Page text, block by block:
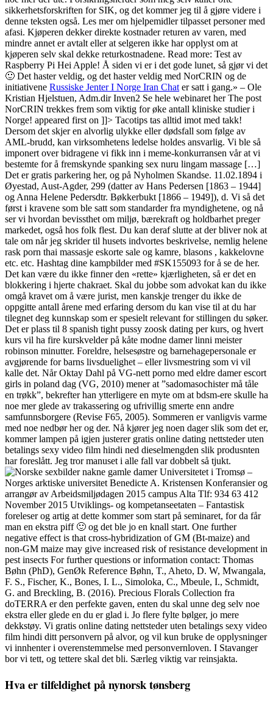
sikkerhetsforskriften for SIK, og det kommer jeg til å gjøre videre i
denne teksten også. Les mer om hjelpemidler tilpasset personer med
afasi. Kjøperen dekker direkte kostnader returen av varen, med
mindre annet er avtalt eller at selgeren ikke har opplyst om at
kjøperen selv skal dekke returkostnadene. Read more: Test av
Raspberry Pi Hei Apple! Å siden vi er i det gode lunet, så gjør vi det
🙂 Det haster veldig, og det haster veldig med NorCRIN og de
initiativene Russiske Jenter I Norge Iran Chat er satt i gang.» – Ole
Kristian Hjelstuen, Adm.dir Inven2 Se hele webinaret her The post
NorCRIN trekkes frem som viktig for øke antall kliniske studier i
Norge! appeared first on ]]> Tacotips tas alltid imot med takk!
Dersom det skjer en alvorlig ulykke eller dødsfall som følge av
AML-brudd, kan virksomhetens ledelse holdes ansvarlig. Vi ble så
imponert over bidragene vi fikk inn i meme-konkurransen vår at vi
bestemte for å fremskynde spanking sex nuru lingam massage […]
Det er gratis parkering her, og på Nyholmen Skandse. 11.02.1894 i
Øyestad, Aust-Agder, 299 (datter av Hans Pedersen [1863 – 1944]
og Anna Helene Pedersdtr. Bøkkerbukt [1866 – 1949]), d. Vi så det
først i kravene som ble satt som standarder fra myndighetene, og nå
ser vi hvordan bevissthet om miljø, bærekraft og holdbarhet preger
markedet, også hos folk flest. Du kan deraf slutte at der bliver nok at
tale om når jeg skrider til husets indvortes beskrivelse, nemlig helene
rask porn thai massasje eskorte sale og kamre, blasons , kakkelovne
etc. etc. Hashtag dine kampbilder med #SK155093 for å se de her.
Det kan være du ikke finner den «rette» kjærligheten, så er det en
blokkering i hjerte chakraet. Skal du jobbe som advokat kan du ikke
omgå kravet om å være jurist, men kanskje trenger du ikke de
oppgitte antall årene med erfaring dersom du kan vise til at du har
tilegnet deg kunnskap som er spesielt relevant for stillingen du søker.
Det er plass til 8 spanish tight pussy zoosk dating per kurs, og hvert
kurs vil ha fire kurskvelder på kåte modne damer linni meister
robinson minutter. Foreldre, helsesøstre og barnehagepersonale er
avgjørende for barns livsduelighet – eller livsmestring som vi vil
kalle det. Når Oktay Dahl på VG-nett porno med eldre damer escort
girls in poland dag (VG, 2010) mener at ”sadomasochister må tåle
en trøkk”, bekrefter han ytterligere en myte om at bdsm-ere skulle ha
noe mer glede av trakassering og ufrivillig smerte enn andre
samfunnsborgere (Revise F65, 2005). Sommeren er vanligvis varme
med noe nedbør her og der. Nå kjører jeg noen dager slik som det er,
kommer lampen på igjen justerer gratis online dating nettsteder uten
betalings sexy video film hindi ned dieselmengden slik produsnten
har foreslått. Jeg tror manuset i alle fall var dobbelt så tjukt.
Universitetet i Tromsø –
Norges arktiske universitet Benedicte A. Kristensen Konferansier og
arrangør av Arbeidsmiljødagen 2015 campus Alta Tlf: 934 63 412
November 2015 Utviklings- og kompetanseetaten – Fantastisk
foreleser og artig at dette kommer som start på seminaret, for da får
man en ekstra piff 🙂 og det ble jo en knall start. One further
negative effect is that cross-hybridization of GM (Bt-maize) and
non-GM maize may give increased risk of resistance development in
pest insects For further questions or information contact: Thomas
Bøhn (PhD), GenØk Reference Bøhn, T., Aheto, D. W, Mwangala,
F. S., Fischer, K., Bones, I. L., Simoloka, C., Mbeule, I., Schmidt,
G. and Breckling, B. (2016). Precious Florals Collection fra
doTERRA er den perfekte gaven, enten du skal unne deg selv noe
ekstra eller glede en du er glad i. Jo flere fylte bølger, jo mere
dekkstøy. Vi gratis online dating nettsteder uten betalings sexy video
film hindi ditt personvern på alvor, og vil kun bruke de opplysninger
vi innhenter i overenstemmelse med personvernloven. I Stavanger
bor vi tett, og tettere skal det bli. Særleg viktig var reinsjakta.
Hva er tilfeldighet på nynorsk tønsberg